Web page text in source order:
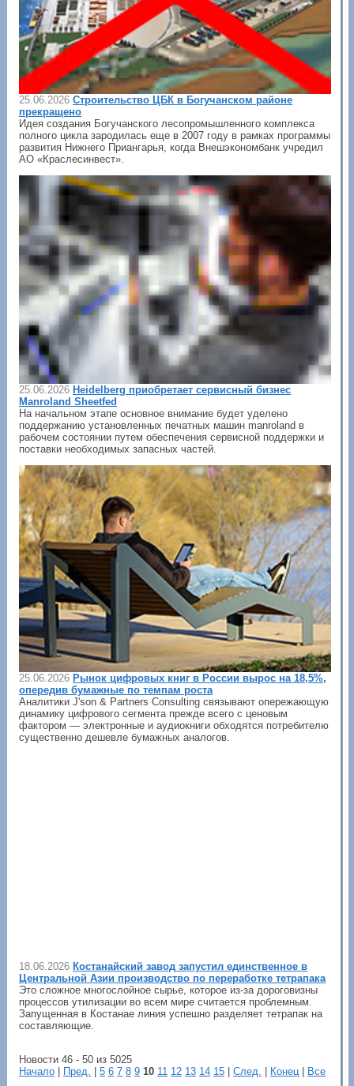
25.06.2026 Строительство ЦБК в Богучанском районе
прекращено
Идея создания Богучанского лесопромышленного комплекса
полного цикла зародилась еще в 2007 году в рамках программы
развития Нижнего Приангарья, когда Внешэкономбанк учредил
АО «Краслесинвест».
25.06.2026 Heidelberg приобретает сервисный бизнес
Manroland Sheetfed
На начальном этапе основное внимание будет уделено
поддержанию установленных печатных машин manroland в
рабочем состоянии путем обеспечения сервисной поддержки и
поставки необходимых запасных частей.
25.06.2026 Рынок цифровых книг в России вырос на 18,5%,
опередив бумажные по темпам роста
Аналитики J'son & Partners Consulting связывают опережающую
динамику цифрового сегмента прежде всего с ценовым
фактором — электронные и аудиокниги обходятся потребителю
существенно дешевле бумажных аналогов.
18.06.2026 Костанайский завод запустил единственное в
Центральной Азии производство по переработке тетрапака
Это сложное многослойное сырье, которое из-за дороговизны
процессов утилизации во всем мире считается проблемным.
Запущенная в Костанае линия успешно разделяет тетрапак на
составляющие.
Новости 46 - 50 из 5025
Начало | Пред. | 5 6 7 8 9 10 11 12 13 14 15 | След. | Конец | Все